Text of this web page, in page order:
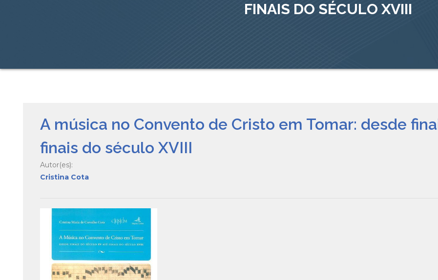
FINAIS DO SÉCULO XVIII
A música no Convento de Cristo em Tomar: desde
finais do século XVIII
Autor(es):
Cristina Cota